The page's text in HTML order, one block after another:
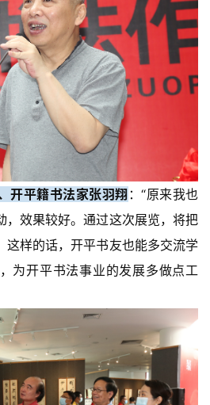
开平籍书法家张羽翔 ：“原来我也
，效果较好。通过这次展览，将把
这样的话，开平书友也能多交流学
为开平书法事业的发展多做点工